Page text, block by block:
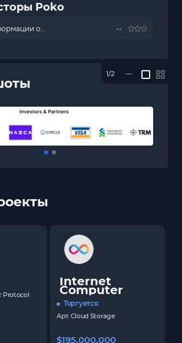
Poko
о... --
1/2 —
Protocol
Internet
Computer
Торгуется
Арт. Cloud Storage
$195,000,000